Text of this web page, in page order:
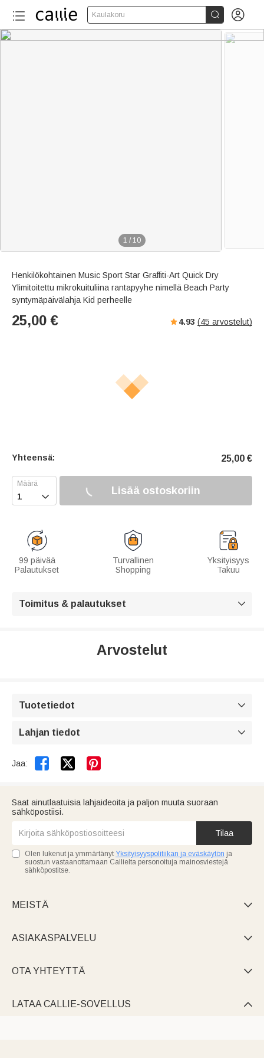
Kaulakoru  
1 / 10
Henkilökohtainen Music Sport Star Graffiti-Art Quick Dry
Ylimitoitettu mikrokuituliina rantapyyhe nimellä Beach Party
syntymäpäivälahja Kid perheelle
25,00 € 4.93 (45 arvostelut)
Yhteensä: 25,00 €
 Lisää ostoskoriin
99 päivää
Palautukset
Turvallinen
Shopping
Yksityisyys
Takuu
Toimitus & palautukset 
Arvostelut
Tuotetiedot 
Lahjan tiedot 
Jaa:  
Saat ainutlaatuisia lahjaideoita ja paljon muuta suoraan
sähköpostiisi.
Tilaa
Olen lukenut ja ymmärtänyt Yksityisyyspolitiikan ja eväskäytön ja
suostun vastaanottamaan Callielta personoituja mainosviestejä
sähköpostitse.
MEISTÄ 
ASIAKASPALVELU 
OTA YHTEYTTÄ 
LATAA CALLIE-SOVELLUS 